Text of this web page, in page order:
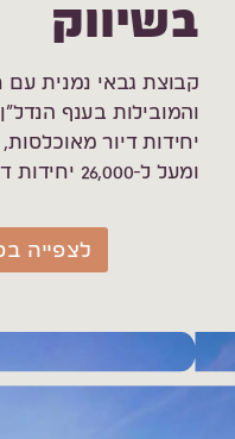
בשיווק
קבוצת גבאי נמנית עם
ומעל ל-26,000 יחידות דיור בשלבי תכנון מתקדמים.
לצפייה